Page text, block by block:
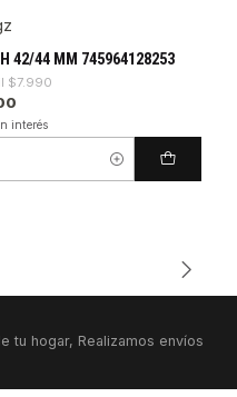
42/44 MM 745964128253
$7.990
interés
tu hogar, Realizamos envíos